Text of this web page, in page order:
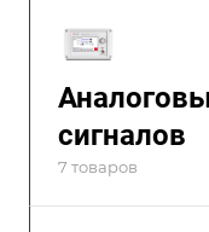
сигналов
7 товаров